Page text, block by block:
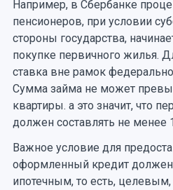
Например, в Сбербанке
пенсионеров, при условии
стороны государства,
покупке первичного жилья.
ставка вне рамок
Сумма займа не может
квартиры. а это значит, что
должен составлять не менее
Важное условие для
оформленный кредит
ипотечным, то есть,